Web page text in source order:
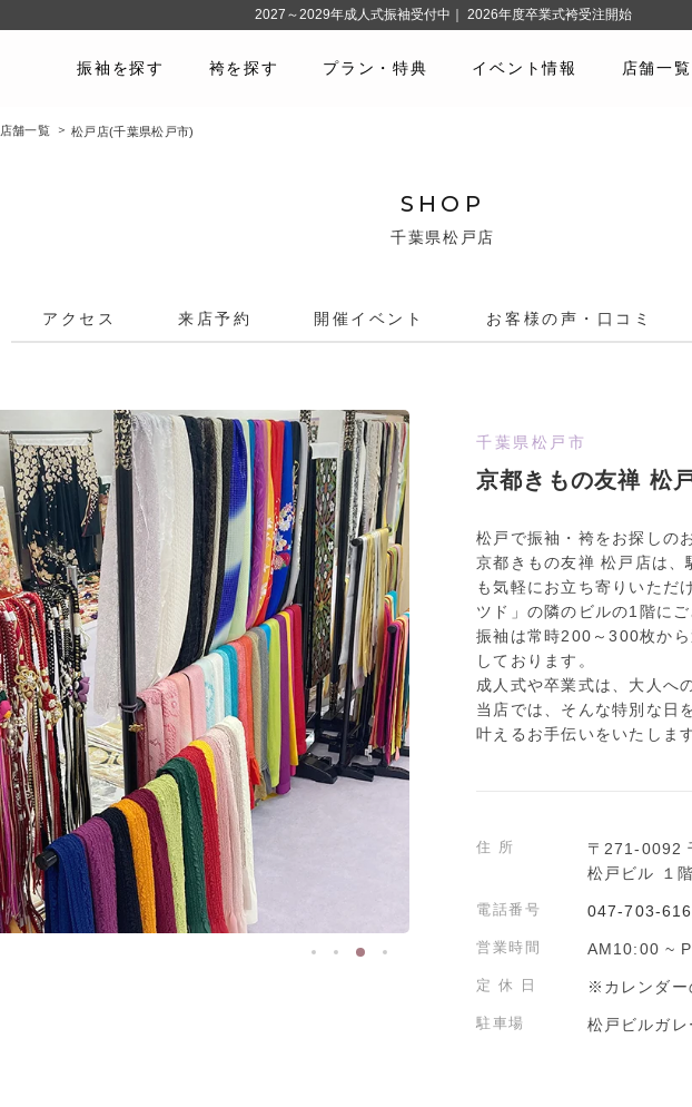
振袖を探す 袴を探す プラン・特典 イベント情報 店舗一覧
店舗一覧 松戸店(千葉県松戸市)
SHOP
千葉県松戸店
アクセス 来店予約 開催イベント お客様の声・口コミ
千葉県松戸市
京都きもの友禅 松
松戸で振袖・袴をお探しの
京都きもの友禅 松戸店は、
も気軽にお立ち寄りいただ
ツド」の隣のビルの1階にご
振袖は常時200～300枚か
しております。
成人式や卒業式は、大人へ
当店では、そんな特別な日
叶えるお手伝いをいたします
住所
〒271-0092
松戸ビル １階
電話番号 047-703-
営業時間 AM10:00 ~
定 休 日 ※カレンダー
駐車場 松戸ビルガレ
2027～2029年成人式振袖受付中｜ 2026年度卒業式袴受注開始